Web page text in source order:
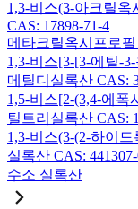
1,3-비스(3-아크릴
CAS: 17898-71-4
메타크릴옥시프로
1,3-비스[3-[3-에틸-
메틸디실록산 CAS:
1,5-비스[2-(3,4-에폭
틸트리실록산 CAS:
1,3-비스(3-(2-하이
실록산 CAS:
수소 실록산